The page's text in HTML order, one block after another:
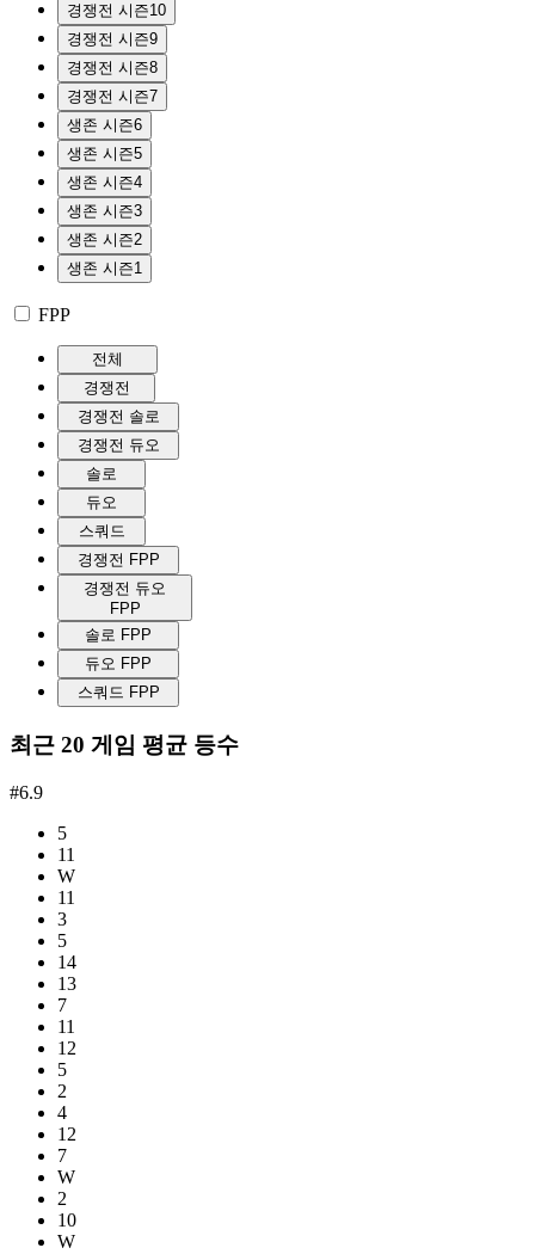
경쟁전 시즌10
경쟁전 시즌9
경쟁전 시즌8
경쟁전 시즌7
생존 시즌6
생존 시즌5
생존 시즌4
생존 시즌3
생존 시즌2
생존 시즌1
FPP
전체
경쟁전
경쟁전 솔로
경쟁전 듀오
솔로
듀오
스쿼드
경쟁전 FPP
경쟁전 듀오
FPP
솔로 FPP
듀오 FPP
스쿼드 FPP
최근 20 게임 평균 등수
#6.9
5
11
W
11
3
5
14
13
7
11
12
5
2
4
12
7
W
2
10
W